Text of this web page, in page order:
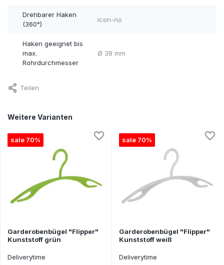
Drehbarer Haken
(360°)
icon-no
Haken geeignet bis
max.
Rohrdurchmesser
Ø 38 mm
Teilen
Weitere Varianten
sale 70%
Garderobenbügel "Flipper"
Kunststoff grün
Deliverytime
sale 70%
Garderobenbügel "Flipper"
Kunststoff weiß
Deliverytime